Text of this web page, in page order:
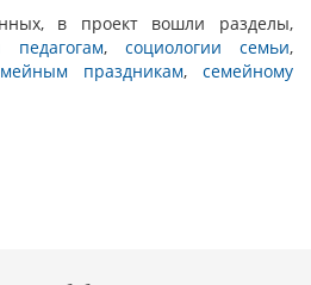
в проект вошли разделы,
педагогам, социологии семьи,
праздникам, семейному